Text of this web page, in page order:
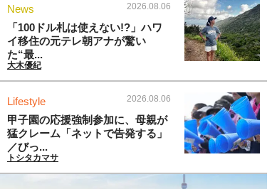
News 2026.08.06
「100ドル札は使えない!?」ハワ
イ移住の元テレ朝アナが驚い
た“最...
大木優紀
Lifestyle 2026.08.06
甲子園の応援強制参加に、母親が
猛クレーム「ネットで告発する」
／びっ...
トシタカマサ